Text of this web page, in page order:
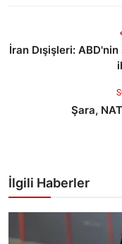
İran Dışişleri: ABD'nin
Şara,
İlgili Haberler